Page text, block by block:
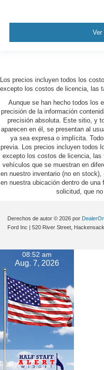
Ver
Los precios incluyen todos los
excepto los costos de licencia, las
Aunque se han hecho todos los
precisión de la información
precisión absoluta. Este sitio, y
aparecen en él, se presentan al
ya sea expresa o implícita.
previa. Los precios incluyen todos
excepto los costos de licencia,
vehículos que se muestran en
en nuestro inventario (no en
en nuestra ubicación dentro de
solicitud, que
Derechos de autor © 2026 por
Ford Inc
520 River Street, Hackensack,
08:52 am
Aug. 7, 2026